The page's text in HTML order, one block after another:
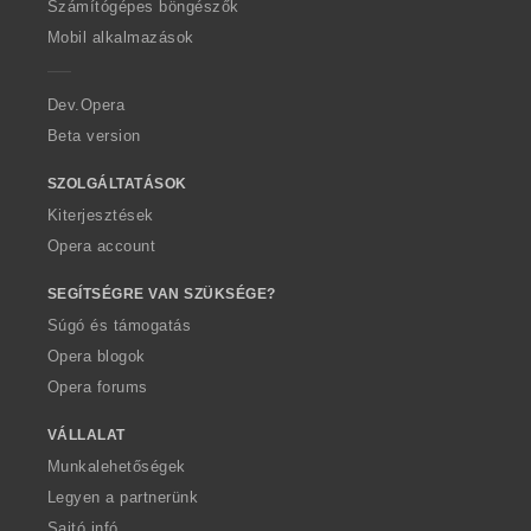
p
a
Számítógépes böngészők
Mobil alkalmazások
Dev.Opera
Beta version
SZOLGÁLTATÁSOK
Kiterjesztések
Opera account
SEGÍTSÉGRE VAN SZÜKSÉGE?
Súgó és támogatás
Opera blogok
Opera forums
VÁLLALAT
Munkalehetőségek
Legyen a partnerünk